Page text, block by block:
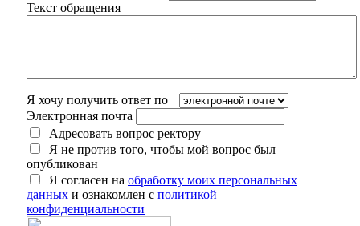
Текст обращения
Я хочу получить ответ по
Электронная почта
Адресовать вопрос ректору
Я не против того, чтобы мой вопрос был
опубликован
Я согласен на обработку моих персональных
данных и ознакомлен с политикой
конфиденциальности